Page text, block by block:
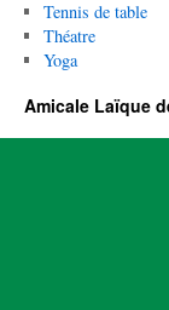
Tennis de table
Théatre
Yoga
Amicale Laïque